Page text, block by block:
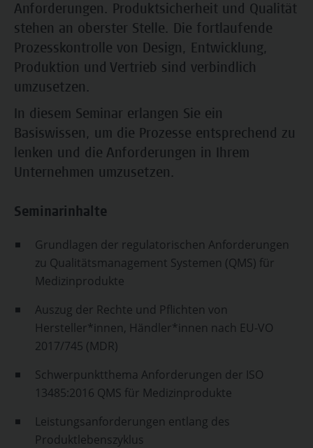
Anforderungen. Produktsicherheit und Qualität
stehen an oberster Stelle. Die fortlaufende
Prozesskontrolle von Design, Entwicklung,
Produktion und Vertrieb sind verbindlich
umzusetzen.
In diesem Seminar erlangen Sie ein
Basiswissen, um die Prozesse entsprechend zu
lenken und die Anforderungen in Ihrem
Unternehmen umzusetzen.
Seminarinhalte
Grundlagen der regulatorischen Anforderungen
zu Qualitätsmanagement Systemen (QMS) für
Medizinprodukte
Auszug der Rechte und Pflichten von
Hersteller*innen, Händler*innen nach EU-VO
2017/745 (MDR)
Schwerpunktthema Anforderungen der ISO
13485:2016 QMS für Medizinprodukte
Leistungsanforderungen entlang des
Produktlebenszyklus